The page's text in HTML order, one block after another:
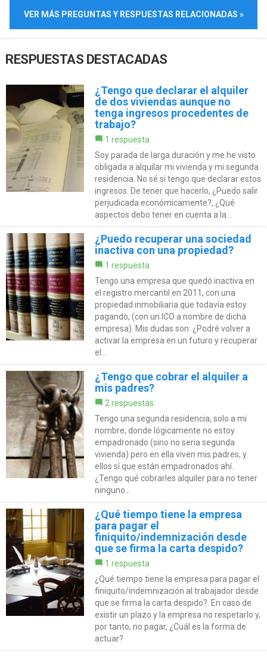
VER MÁS PREGUNTAS Y RESPUESTAS RELACIONADAS »
RESPUESTAS DESTACADAS
¿Tengo que declarar el alquiler
de dos viviendas aunque no
tenga ingresos procedentes de
trabajo?
1 respuesta
Soy parada de larga duración y me he visto
obligada a alquilar mi vivienda y mi segunda
residencia. No sé si tengo que declarar estos
ingresos. De tener que hacerlo, ¿Puedo salir
perjudicada económicamente?, ¿Qué
aspectos debo tener en cuenta a la...
¿Puedo recuperar una sociedad
inactiva con una propiedad?
1 respuesta
Tengo una empresa que quedó inactiva en
el registro mercantil en 2011, con una
propiedad inmobiliaria que todavía estoy
pagando, (con un ICO a nombre de dicha
empresa). Mis dudas son: ¿Podré volver a
activar la empresa en un futuro y recuperar
el...
¿Tengo que cobrar el alquiler a
mis padres?
2 respuestas
Tengo una segunda residencia, solo a mi
nombre, donde lógicamente no estoy
empadronado (sino no seria segunda
vivienda) pero en ella viven mis padres, y
ellos sí que están empadronados ahí.
¿Tengo qué cobrarles alquiler para no tener
ninguno...
¿Qué tiempo tiene la empresa
para pagar el
finiquito/indemnización desde
que se firma la carta despido?
1 respuesta
¿Qué tiempo tiene la empresa para pagar el
finiquito/indemnización al trabajador desde
que se firma la carta despido?. En caso de
existir un plazo y la empresa no respetarlo y,
por tanto, no pagar, ¿Cuál es la forma de
actuar?